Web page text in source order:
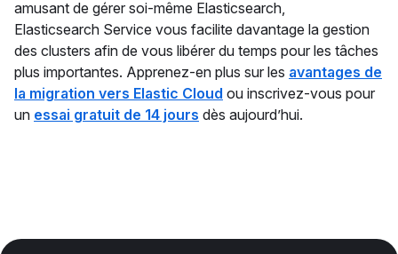
amusant de gérer soi-même Elasticsearch,
Elasticsearch Service vous facilite davantage la gestion
des clusters afin de vous libérer du temps pour les tâches
plus importantes. Apprenez-en plus sur les avantages de
la migration vers Elastic Cloud ou inscrivez-vous pour
un essai gratuit de 14 jours dès aujourd’hui.